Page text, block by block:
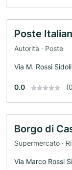
Poste
Autorità · Poste
Via M. Rossi
0.0
Borgo di
Supermercato ·
Via Marco Rossi